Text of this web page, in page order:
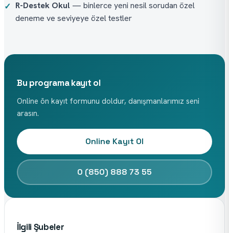
✓ R-Destek Okul — binlerce yeni nesil sorudan özel
deneme ve seviyeye özel testler
Bu programa kayıt ol
Online ön kayıt formunu doldur, danışmanlarımız seni
arasın.
Online Kayıt Ol
0 (850) 888 73 55
İlgili Şubeler